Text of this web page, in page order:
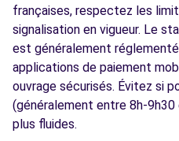
françaises, respectez les
signalisation en vigueur. Le
est généralement
applications de paiement
ouvrage sécurisés. Évitez si
(généralement entre 8h-
plus fluides.